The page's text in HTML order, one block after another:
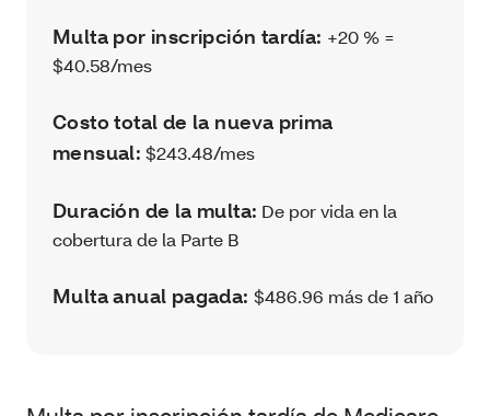
Multa por inscripción tardía: +20 % =
$40.58/mes
Costo total de la nueva prima
mensual: $243.48/mes
Duración de la multa: De por vida en la
cobertura de la Parte B
Multa anual pagada: $486.96 más de 1 año